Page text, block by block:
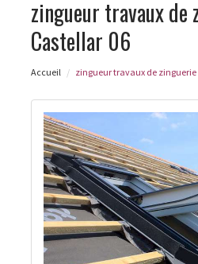
zingueur travaux de
Castellar 06
Accueil zingueur travaux de zinguerie